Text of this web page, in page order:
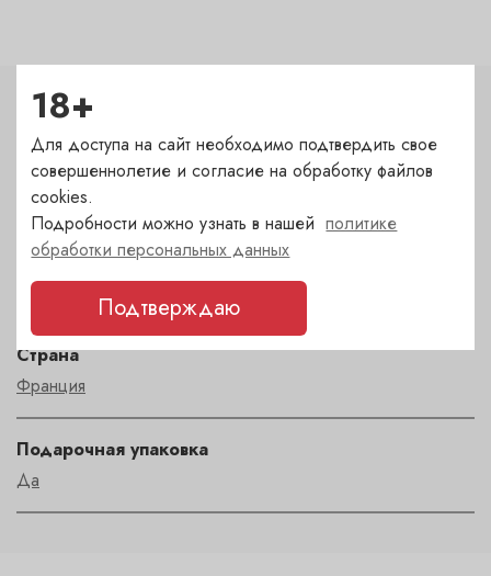
Характеристики
Тип
Нож складной
Бренд
LAGUIOLE
Страна
Франция
Подарочная упаковка
Да
18+
Для доступа на сайт необходимо подтвердить свое
совершеннолетие и согласие на обработку файлов
cookies.
Подробности можно узнать в нашейполитике
обработки персональных данных
Подтверждаю